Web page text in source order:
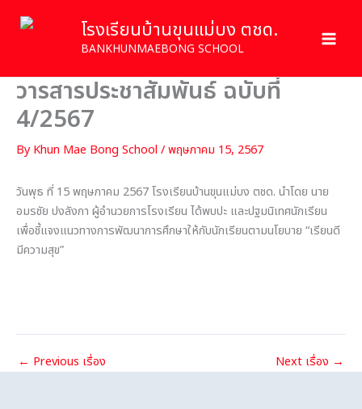
โรงเรียนบ้านขุนแม่บง ตชด.
BANKHUNMAEBONG SCHOOL
วารสารประชาสัมพันธ์ ฉบับที่
4/2567
ByKhun Mae Bong School /พฤษภาคม 15, 2567
วันพุธ ที่ 15 พฤษภาคม 2567 โรงเรียนบ้านขุนแม่บง ตชด. นำโดย นาย
อมรชัย ปงลังกา ผู้อำนวยการโรงเรียน ได้พบปะ และปฐมนิเทศนักเรียน
เพื่อชี้แจงแนวทางการพัฒนาการศึกษาให้กับนักเรียนตามนโยบาย “เรียนดี
มีความสุข”
← Previous เรื่อง Next เรื่อง →